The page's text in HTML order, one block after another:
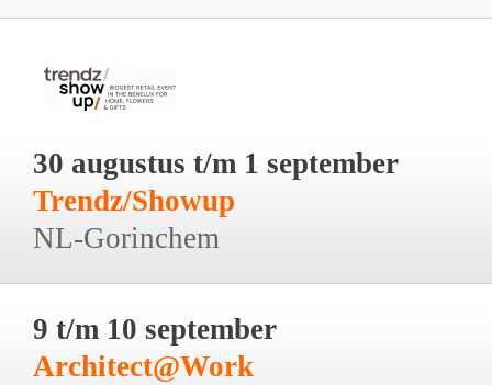
30 augustus t/m 1 september
Trendz/Showup
NL-Gorinchem
9 t/m 10 september
Architect@Work